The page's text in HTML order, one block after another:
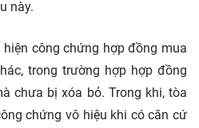
này.
công chứng hợp đồng mua
trong trường hợp hợp đồng
chưa bị xóa bỏ. Trong khi, tòa
chứng vô hiệu khi có căn cứ